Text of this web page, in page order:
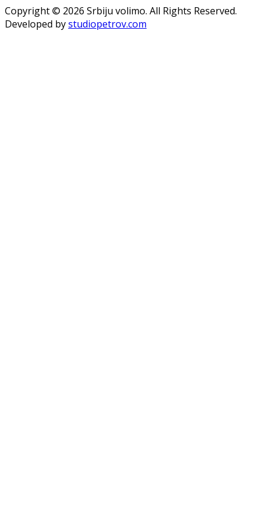
Copyright © 2026 Srbiju volimo. All Rights Reserved.
Developed bystudiopetrov.com